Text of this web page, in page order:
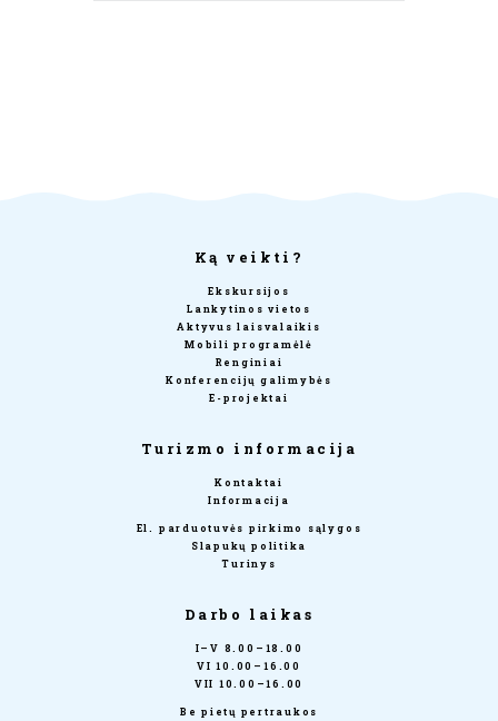
Ką veikti?
Ekskursijos
Lankytinos vietos
Aktyvus laisvalaikis
Mobili programėlė
Renginiai
Konferencijų galimybės
E-projektai
Turizmo informacija
Kontaktai
Informacija
El. parduotuvės pirkimo sąlygos
Slapukų politika
Turinys
Darbo laikas
I–V 8.00–18.00
VI 10.00–16.00
VII 10.00–16.00
Be pietų pertraukos